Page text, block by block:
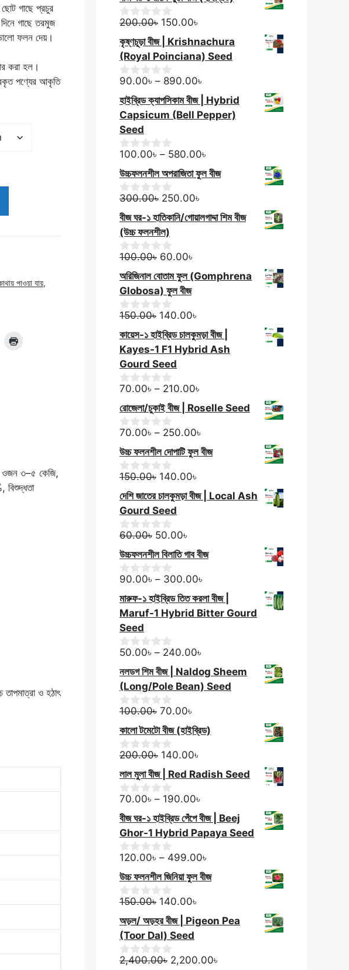
গাছে প্রচুর
গাছে তরমুজ
ফলন দেয়।
করা হল।
পণ্যের আকৃতি
পাওয়া যায়,
ওজন ৩–৫ কেজি,
বিশুদ্ধতা
ও হঠাৎ
t
o
5
was:
130.00৳.90.00৳.
0
u
t
o
f
5
200.00৳ Original
price
was:
200.00৳.
150.00৳
price
is:
কৃষ্ণচূড়া বীজ | Krishnachura
(Royal Poinciana) Seed
0
u
t
o
f
5
90.00৳ – 890.00৳
range:
90.00৳
through
হাইব্রিড ক্যাপসিকাম বীজ | Hybrid
Capsicum (Bell Pepper)
Seed
0
o
u
t
o
5
100.00৳ – 580.00৳
range:
580.00৳
উচ্চফলনশীল অপরাজিতা ফুল বীজ
0
o
u
t
o
f
5
300.00৳ Original
price
was:
300.00৳.
250.00৳
price
বীজ ঘর-১ হাতিকানি/গোয়ালগাদ্দা শিম বীজ
(উচ্চ ফলনশীল)
0
u
t
o
f
5
100.00৳ Original
price
was:
100.00৳.
60.00৳
price
অরিজিনাল বোতাম ফুল (Gomphrena
Globosa) ফুল বীজ
0
u
t
o
f
5
150.00৳ Original
price
was:
150.00৳.
140.00৳
price
is:
কায়েস-১ হাইব্রিড চালকুমড়া বীজ |
Kayes-1 F1 Hybrid Ash
Gourd Seed
0
u
t
o
5
70.00৳ – 210.00৳
range:
through
210.00৳
রোজেলা/চুকাই বীজ | Roselle Seed
0
o
u
t
o
5
70.00৳ – 250.00৳
range:
250.00৳
উচ্চ ফলনশীল দোপাটি ফুল বীজ
0
u
t
o
f
5
150.00৳ Original
price
was:
150.00৳.
140.00৳
price
is:
দেশি জাতের চালকুমড়া বীজ | Local Ash
Gourd Seed
0
o
u
t
o
5
60.00৳ Original
price
was:
60.00৳.
50.00৳
price
50.00৳.
উচ্চফলনশীল বিলাতি গাব বীজ
0
u
t
o
f
5
90.00৳ – 300.00৳
range:
90.00৳
মারুফ-১ হাইব্রিড তিত করলা বীজ |
Maruf-1 Hybrid Bitter Gourd
Seed
0
u
t
o
f
5
50.00৳ – 240.00৳
range:
50.00৳
নলডগ শিম বীজ | Naldog Sheem
(Long/Pole Bean) Seed
0
u
t
o
5
100.00৳ Original
price
was:
100.00৳.
70.00৳
price
is:
70.00৳.
কালো টমেটো বীজ (হাইব্রিড)
0
u
t
o
5
200.00৳ Original
price
was:
200.00৳.
140.00৳
price
140.00৳.
লাল মুলা বীজ | Red Radish Seed
0
o
u
t
o
f
5
70.00৳ – 190.00৳
range:
70.00৳
through
190.00৳
বীজ ঘর-১ হাইব্রিড পেঁপে বীজ | Beej
Ghor-1 Hybrid Papaya Seed
0
o
u
t
o
5
120.00৳ – 499.00৳
range:
499.00৳
উচ্চ ফলনশীল জিনিয়া ফুল বীজ
0
u
t
o
f
5
150.00৳ Original
price
was:
150.00৳.
140.00৳
price
is:
অড়ল/ অড়হর বীজ | Pigeon Pea
(Toor Dal) Seed
0
2,400.00৳ Original
2,200.00৳